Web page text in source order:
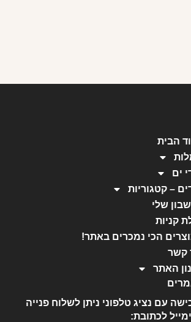
הבית
ים
– קטגוריות
שלי
קניות
הכי נמכרים באתר!
קשר
האתר
עם נציג טלפוני ניתן לשלוח פנייה
לכתובת: